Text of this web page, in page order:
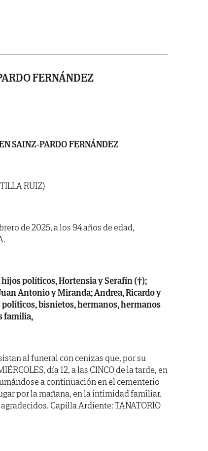
FERNÁNDEZ
SAINZ-PARDO FERNÁNDEZ
RUIZ)
de 2025, a los 94 años de edad,
políticos, Hortensia y Serafín (†);
Antonio y Miranda; Andrea, Ricardo y
bisnietos, hermanos, hermanos
familia,
al funeral con cenizas que, por su
día 12, a las CINCO de la tarde, en
a continuación en el cementerio
por la mañana, en la intimidad familiar.
Capilla Ardiente: TANATORIO